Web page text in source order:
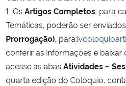
1. Os Artigos Completos, para
Temáticas, poderão ser
Prorrogação), para:
conferir as informações e baixar
acesse as abas Atividades –
quarta edição do Colóquio,